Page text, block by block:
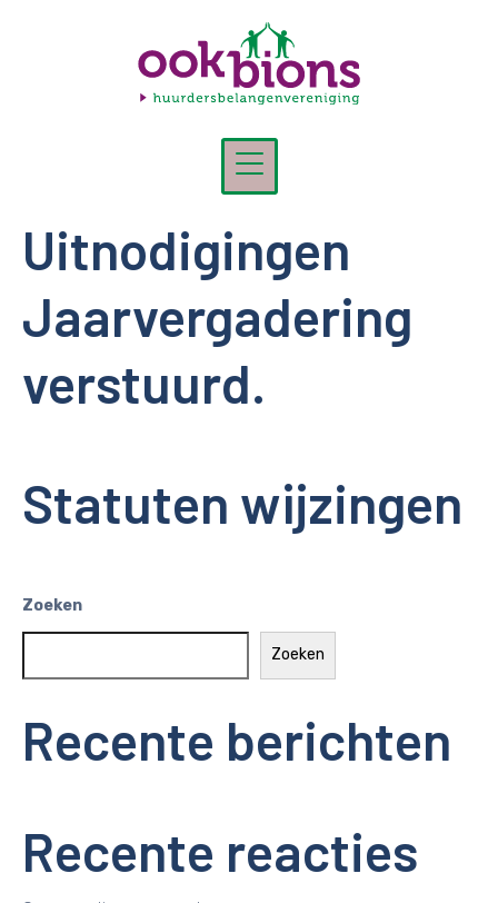
Nieuws-categorie:
Uitnodigingen
Jaarvergadering
verstuurd.
Statuten wijzingen
Zoeken
Zoeken
Recente berichten
Recente reacties